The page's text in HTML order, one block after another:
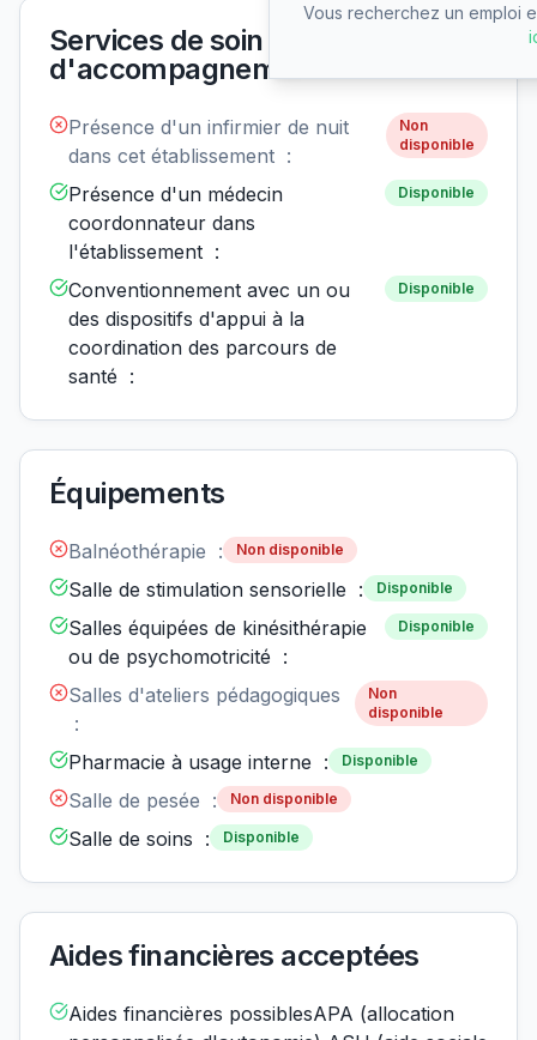
Services de soin et
d'accompagnement
Présence d'un infirmier de nuit
dans cet établissement :
Non
disponible
Présence d'un médecin
coordonnateur dans
l'établissement :
Disponible
Conventionnement avec un ou
des dispositifs d'appui à la
coordination des parcours de
santé :
Disponible
Équipements
Balnéothérapie : Non disponible
Salle de stimulation sensorielle : Disponible
Salles équipées de kinésithérapie
ou de psychomotricité :
Disponible
Salles d'ateliers pédagogiques
:
Non
disponible
Pharmacie à usage interne : Disponible
Salle de pesée : Non disponible
Salle de soins : Disponible
Aides financières acceptées
Aides financières possiblesAPA (allocation
Vous recherchez un emploi